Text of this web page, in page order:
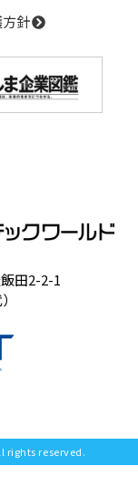
田2-2-1
方針
rights reserved.